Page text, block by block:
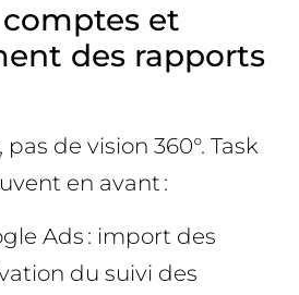
et
des rapports
de vision 360°. Task
en avant :
Ads : import des
du suivi des